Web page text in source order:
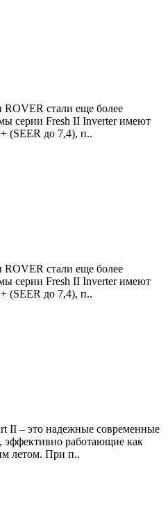
стали еще более
серии Fresh II Inverter имеют
(SEER до 7,4), п..
стали еще более
серии Fresh II Inverter имеют
(SEER до 7,4), п..
II – это надежные современные
работающие как
летом. При п..